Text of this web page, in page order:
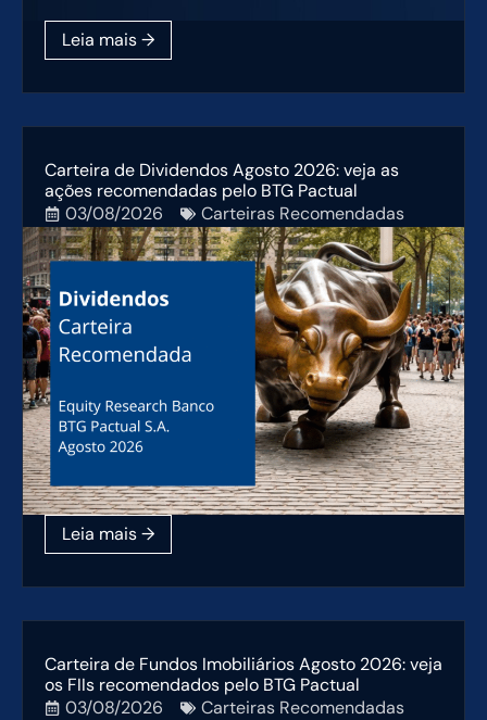
Carteira de Dividendos Agosto 2026: veja as
ações recomendadas pelo BTG Pactual
03/08/2026
Carteiras Recomendadas
Carteira de Fundos Imobiliários Agosto 2026: veja
os FIIs recomendados pelo BTG Pactual
03/08/2026
Carteiras Recomendadas